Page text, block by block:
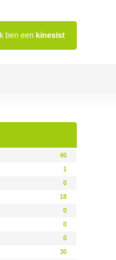
Ik ben een kinesist
40
1
0
18
0
0
0
30